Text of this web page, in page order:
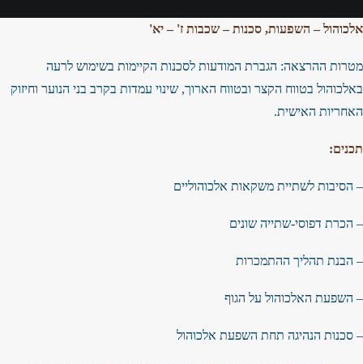
אלכוהול – השפעות, סכנות – שכבות ז' – יא'
מטרות ההרצאה: הגברת המודעות לסכנות הקיימות בשימוש לרעה
באלכוהול בטווח הקצר ובטווח הארוך, שינוי עמדות בקרב בני הנוער וחיזוק
האחריות האישית.
תכנים:
– הסיבות לשתיית משקאות אלכוהוליים
– הכרת דפוסי-שתייה שונים
– הבנת תהליך ההתמכרות
– השפעת האלכוהול על הגוף
– סכנות הנהיגה תחת השפעת אלכוהול